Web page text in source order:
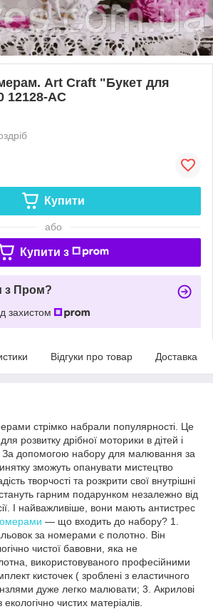
Art Craft "Букет для
12128-AC
Купити
або
Купити з
з Пром?
захистом
Відгуки про товар Доставка
стрімко набрали популярності. Це
розвитку дрібної моторики в дітей і
За допомогою набору для малювання за
зможуть опанувати мистецтво
творчості та розкрити свої внутрішні
гарним подарунком незалежно від
І найважливіше, вони мають антистрес
— що входить до набору? 1.
за номерами є полотно. Він
чистої бавовни, яка не
використовуваного професійними
кисточек ( зроблені з еластичного
дуже легко малювати; 3. Акрилові
екологічно чистих матеріалів.